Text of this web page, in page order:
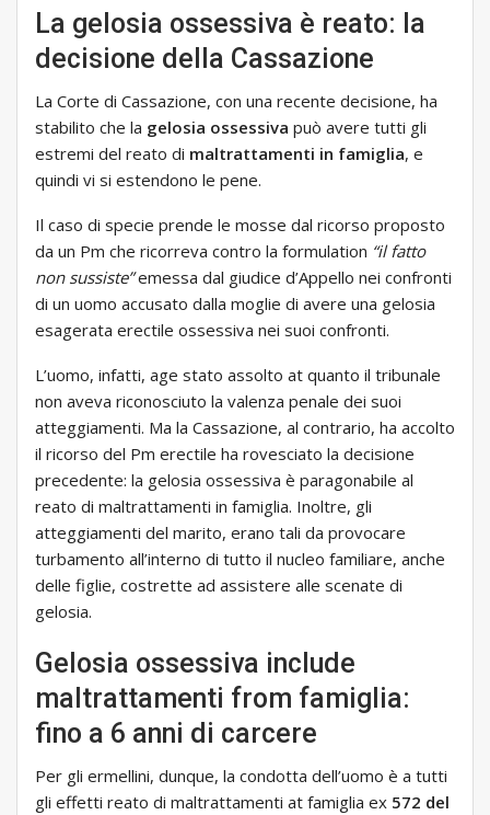
La gelosia ossessiva è reato: la
decisione della Cassazione
La Corte di Cassazione, con una recente decisione, ha
stabilito che la gelosia ossessiva può avere tutti gli
estremi del reato di maltrattamenti in famiglia, e
quindi vi si estendono le pene.
Il caso di specie prende le mosse dal ricorso proposto
da un Pm che ricorreva contro la formulation “il fatto
non sussiste”emessa dal giudice d’Appello nei confronti
di un uomo accusato dalla moglie di avere una gelosia
esagerata erectile ossessiva nei suoi confronti.
L’uomo, infatti, age stato assolto at quanto il tribunale
non aveva riconosciuto la valenza penale dei suoi
atteggiamenti. Ma la Cassazione, al contrario, ha accolto
il ricorso del Pm erectile ha rovesciato la decisione
precedente: la gelosia ossessiva è paragonabile al
reato di maltrattamenti in famiglia. Inoltre, gli
atteggiamenti del marito, erano tali da provocare
turbamento all’interno di tutto il nucleo familiare, anche
delle figlie, costrette ad assistere alle scenate di
gelosia.
Gelosia ossessiva include
maltrattamenti from famiglia:
fino a 6 anni di carcere
Per gli ermellini, dunque, la condotta dell’uomo è a tutti
gli effetti reato di maltrattamenti at famiglia ex 572 del